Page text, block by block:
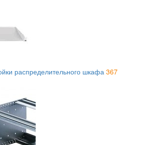
распределительного шкафа 367